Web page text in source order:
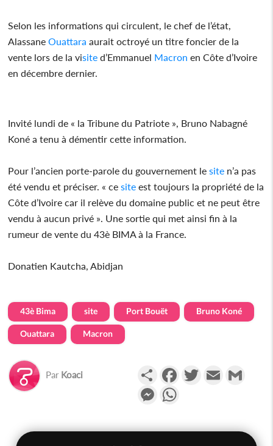
Selon les informations qui circulent, le chef de l’état,
AlassaneOuattara aurait octroyé un titre foncier de la
vente lors de la visite d’Emmanuel Macron en Côte d’Ivoire
en décembre dernier.
Invité lundi de « la Tribune du Patriote », Bruno Nabagné
Koné a tenu à démentir cette information.
Pour l’ancien porte-parole du gouvernement lesite n’a pas
été vendu et préciser. « cesite est toujours la propriété de la
Côte d’Ivoire car il relève du domaine public et ne peut être
vendu à aucun privé ». Une sortie qui met ainsi fin à la
rumeur de vente du 43è BIMA à la France.
Donatien Kautcha, Abidjan
43è Bima site Port Bouët Bruno Koné
Ouattara Macron
Par Koaci PartagerFacebookTwitterEmail
Messenger